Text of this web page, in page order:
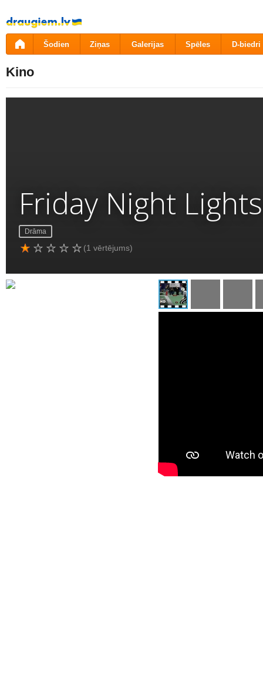
Pāriet
uz
saturu
Šodien Ziņas Galerijas Spēles D-biedri
Kino
Friday Night Lights
Drāma
(1 vērtējums)